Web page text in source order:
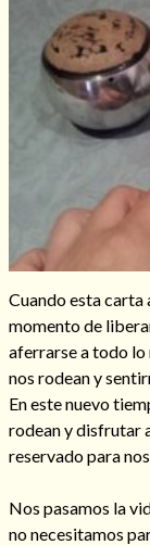
Amarre para
Cómo alejar a la
Cuando esta carta
momento de
aferrarse a todo lo
nos rodean y
En este nuevo
rodean y disfrutar
reservado para
Nos pasamos la
no necesitamos